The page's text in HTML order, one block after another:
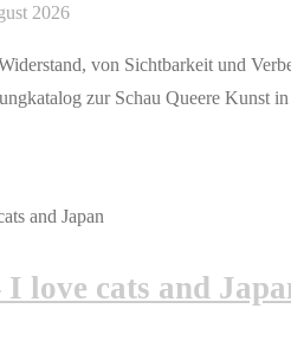
2026
von Sichtbarkeit und
zur Schau Queere Kunst
love cats and